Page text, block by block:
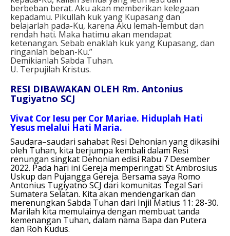
berbeban berat. Aku akan memberikan kelegaan
kepadamu. Pikullah kuk yang Kupasang dan
belajarlah pada-Ku, karena Aku lemah-lembut dan
rendah hati. Maka hatimu akan mendapat
ketenangan. Sebab enaklah kuk yang Kupasang, dan
ringanlah beban-Ku.”
Demikianlah Sabda Tuhan.
U. Terpujilah Kristus.
RESI DIBAWAKAN OLEH Rm. Antonius
Tugiyatno SCJ
Vivat Cor Iesu per Cor Mariae. Hiduplah Hati
Yesus melalui Hati Maria.
Saudara–saudari sahabat Resi Dehonian yang dikasihi
oleh Tuhan, kita berjumpa kembali dalam Resi
renungan singkat Dehonian edisi Rabu 7 Desember
2022. Pada hari ini Gereja memperingati St Ambrosius
Uskup dan Pujangga Gereja. Bersama saya Romo
Antonius Tugiyatno SCJ dari komunitas Tegal Sari
Sumatera Selatan. Kita akan mendengarkan dan
merenungkan Sabda Tuhan dari Injil Matius 11: 28-30.
Marilah kita memulainya dengan membuat tanda
kemenangan Tuhan, dalam nama Bapa dan Putera
dan Roh Kudus.